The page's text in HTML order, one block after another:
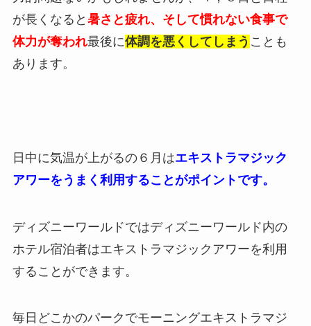
が長くなると 暑さと疲れ、そして慣れない食事で
体力が奪われ最後に体調を悪くしてしまう ことも
あります。
日中に気温が上がるの６月はエキストラマジック
アワーをうまく利用することがポイントです。
ディズニーワールドではディズニーワールド内の
ホテル宿泊者はエキストラマジックアワーを利用
することができます。
毎日どこかのパークでモーニングエキストラマジ